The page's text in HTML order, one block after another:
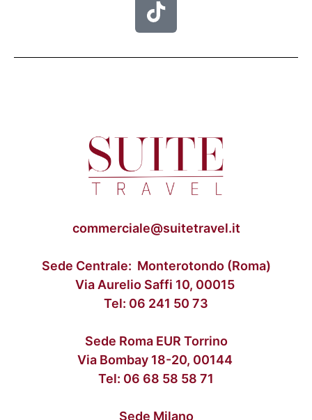
commerciale@suitetravel.it
Sede Centrale: Monterotondo (Roma)
Via Aurelio Saffi 10, 00015
Tel: 06 241 50 73
Sede Roma EUR Torrino
Via Bombay 18-20, 00144
Tel: 06 68 58 58 71
Sede Milano